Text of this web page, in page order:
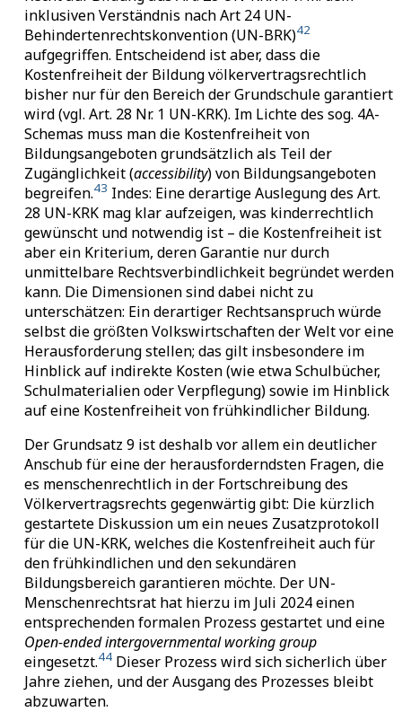
inklusiven Verständnis nach Art 24 UN-
Behindertenrechtskonvention (UN-BRK)42
aufgegriffen. Entscheidend ist aber, dass die
Kostenfreiheit der Bildung völkervertragsrechtlich
bisher nur für den Bereich der Grundschule garantiert
wird (vgl. Art. 28 Nr. 1 UN-KRK). Im Lichte des sog. 4A-
Schemas muss man die Kostenfreiheit von
Bildungsangeboten grundsätzlich als Teil der
Zugänglichkeit (accessibility) von Bildungsangeboten
begreifen.43 Indes: Eine derartige Auslegung des Art.
28 UN-KRK mag klar aufzeigen, was kinderrechtlich
gewünscht und notwendig ist – die Kostenfreiheit ist
aber ein Kriterium, deren Garantie nur durch
unmittelbare Rechtsverbindlichkeit begründet werden
kann. Die Dimensionen sind dabei nicht zu
unterschätzen: Ein derartiger Rechtsanspruch würde
selbst die größten Volkswirtschaften der Welt vor eine
Herausforderung stellen; das gilt insbesondere im
Hinblick auf indirekte Kosten (wie etwa Schulbücher,
Schulmaterialien oder Verpflegung) sowie im Hinblick
auf eine Kostenfreiheit von frühkindlicher Bildung.
Der Grundsatz 9 ist deshalb vor allem ein deutlicher
Anschub für eine der herausforderndsten Fragen, die
es menschenrechtlich in der Fortschreibung des
Völkervertragsrechts gegenwärtig gibt: Die kürzlich
gestartete Diskussion um ein neues Zusatzprotokoll
für die UN-KRK, welches die Kostenfreiheit auch für
den frühkindlichen und den sekundären
Bildungsbereich garantieren möchte. Der UN-
Menschenrechtsrat hat hierzu im Juli 2024 einen
entsprechenden formalen Prozess gestartet und eine
Open-ended intergovernmental working group
eingesetzt.44 Dieser Prozess wird sich sicherlich über
Jahre ziehen, und der Ausgang des Prozesses bleibt
abzuwarten.